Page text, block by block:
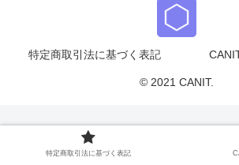
特定商取引法に基づく表記
© 2021 CANIT.
特定商取引法に基づく表記